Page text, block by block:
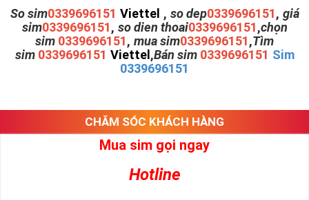
So sim0339696151 Viettel , so dep0339696151, giá
sim0339696151, so dien thoai0339696151,chọn
sim 0339696151, mua sim0339696151,Tìm
sim 0339696151 Viettel,Bán sim 0339696151 Sim
0339696151
CHĂM SÓC KHÁCH HÀNG
Mua sim gọi ngay
Hotline